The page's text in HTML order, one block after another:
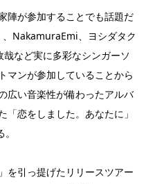
陣が参加することでも話題だ
NakamuraEmi、ヨシダタク
など実に多彩なシンガーソ
マンが参加していることから
広い音楽性が備わったアルバ
恋をしました。あなたに」
を引っ提げたリリースツアー